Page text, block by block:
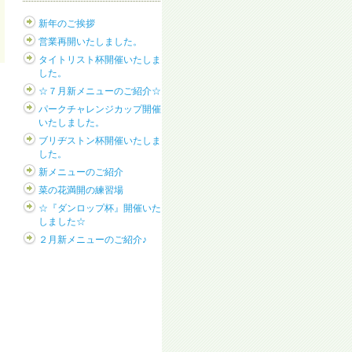
新年のご挨拶
営業再開いたしました。
タイトリスト杯開催いたしま
した。
☆７月新メニューのご紹介☆
パークチャレンジカップ開催
いたしました。
ブリヂストン杯開催いたしま
した。
新メニューのご紹介
菜の花満開の練習場
☆『ダンロップ杯』開催いた
しました☆
２月新メニューのご紹介♪